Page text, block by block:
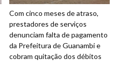
Com cinco meses de atraso,
prestadores de serviços
denunciam falta de pagamento
da Prefeitura de Guanambi e
cobram quitação dos débitos